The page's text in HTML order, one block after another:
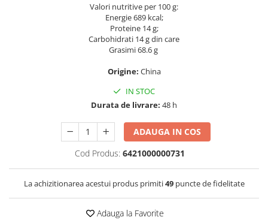
Valori nutritive per 100 g:
Energie 689 kcal;
Proteine 14 g;
Carbohidrati 14 g din care
Grasimi 68.6 g
Origine: China
IN STOC
Durata de livrare: 48 h
ADAUGA IN COS
Cod Produs: 6421000000731
La achizitionarea acestui produs primiti49puncte de fidelitate
Adauga la Favorite